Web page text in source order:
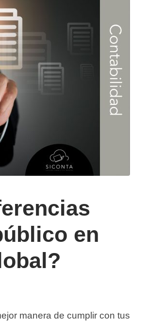
en
manera de cumplir con tus